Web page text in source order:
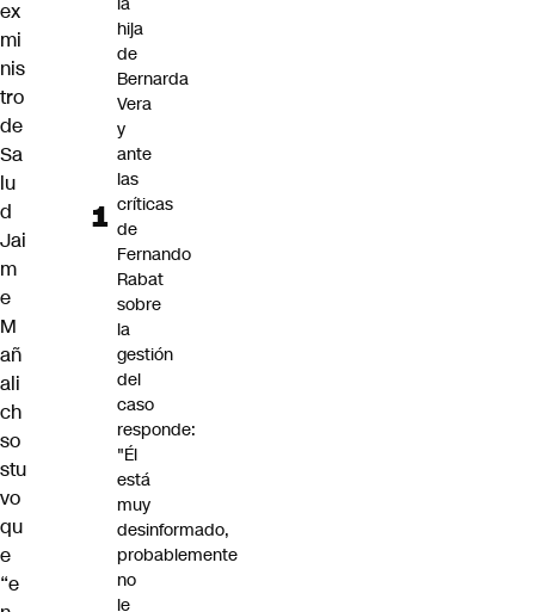
ex
mi
nis
tro
de
Sa
lu
d
Jai
m
e
M
añ
ali
ch
so
stu
vo
qu
e
“e
hija
de
Bernarda
Vera
y
ante
las
críticas
de
Fernando
Rabat
sobre
la
gestión
del
caso
responde:
"Él
está
muy
desinformado,
probablemente
no
le